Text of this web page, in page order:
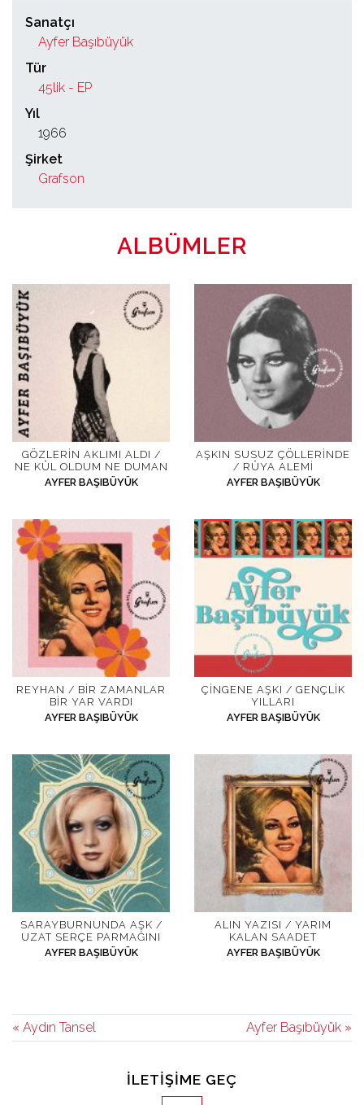
Sanatçı
Ayfer Başıbüyük
Tür
45lik - EP
Yıl
1966
Şirket
Grafson
ALBÜMLER
GÖZLERIN AKLIMI ALDI /
NE KÜL OLDUM NE DUMAN
AYFER BAŞIBÜYÜK
AŞKIN SUSUZ ÇÖLLERINDE
/ RÜYA ALEMI
AYFER BAŞIBÜYÜK
REYHAN / BIR ZAMANLAR
BIR YAR VARDI
AYFER BAŞIBÜYÜK
ÇINGENE AŞKI / GENÇLIK
YILLARI
AYFER BAŞIBÜYÜK
SARAYBURNUNDA AŞK /
UZAT SERÇE PARMAĞINI
AYFER BAŞIBÜYÜK
ALIN YAZISI / YARIM
KALAN SAADET
AYFER BAŞIBÜYÜK
« Aydın Tansel Ayfer Başıbüyük »
İLETIŞIME GEÇ